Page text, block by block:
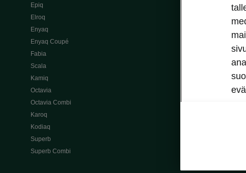
Epiq
Elroq
Enyaq
Enyaq Coupé
Fabia
Scala
Kamiq
Octavia
Octavia Combi
Karoq
Kodiaq
Superb
Superb Combi
Škoda
Škodan Vakuutus
Škoda 4×4 -mallit
Škoda-
Alkuperäiset
Alkuperäiset